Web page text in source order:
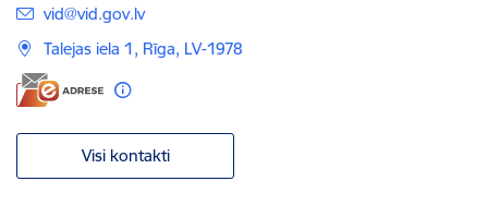
E-pasts:
vid@vid.gov.lv
Talejas iela 1, Rīga, LV-1978
Visi kontakti